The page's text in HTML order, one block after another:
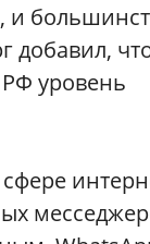
и
добавил,
РФ уровень